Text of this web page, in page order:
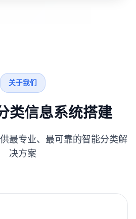
关于我们
类信息系统搭建
最专业、最可靠的智能分类解
决方案